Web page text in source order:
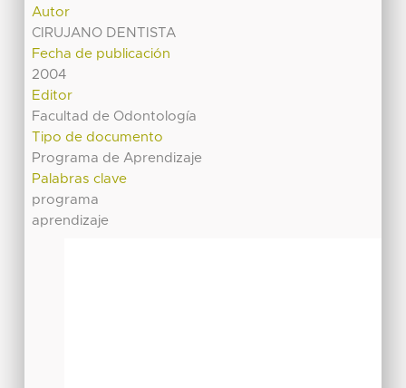
Autor
CIRUJANO DENTISTA
Fecha de publicación
2004
Editor
Facultad de Odontología
Tipo de documento
Programa de Aprendizaje
Palabras clave
programa
aprendizaje